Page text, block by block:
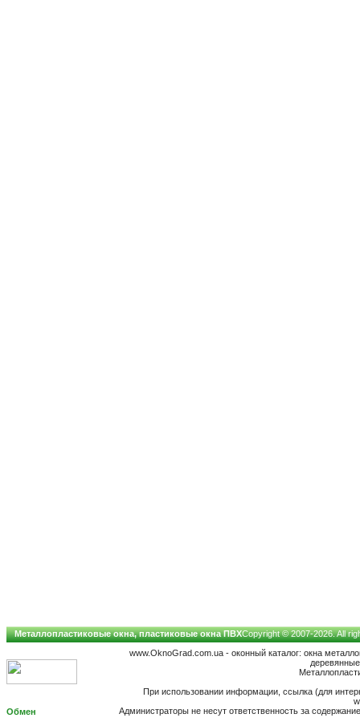
Металлопластиковые окна, пластиковые окна ПВХCopyright © 2007-2026. All
www.OknoGrad.com.ua - оконный каталог: окна
При использовании информации, ссылка (для
Администраторы не несут ответственность за
Обмен